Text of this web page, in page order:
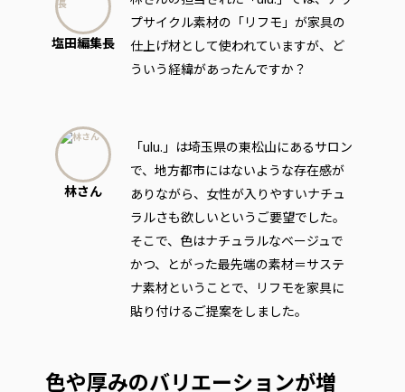
塩田編集長
プサイクル素材の「リフモ」が家具の
仕上げ材として使われていますが、ど
ういう経緯があったんですか？
林さん
「ulu.」は埼玉県の東松山にあるサロン
で、地方都市にはないような存在感が
ありながら、女性が入りやすいナチュ
ラルさも欲しいというご要望でした。
そこで、色はナチュラルなベージュで
かつ、とがった最先端の素材＝サステ
ナ素材ということで、リフモを家具に
貼り付けるご提案をしました。
色や厚みのバリエーションが増